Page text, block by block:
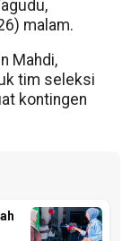
malam.
Mahdi,
tim seleksi
kontingen